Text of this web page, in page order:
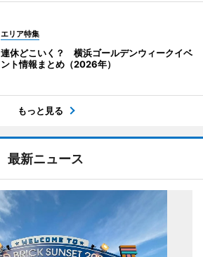
エリア特集
連休どこいく？ 横浜ゴールデンウィークイベ
ント情報まとめ（2026年）
もっと見る
最新ニュース